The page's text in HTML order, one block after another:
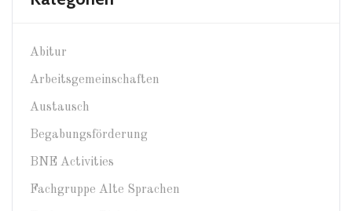
Abitur
Arbeitsgemeinschaften
Austausch
Begabungsförderung
BNE Activities
Fachgruppe Alte Sprachen